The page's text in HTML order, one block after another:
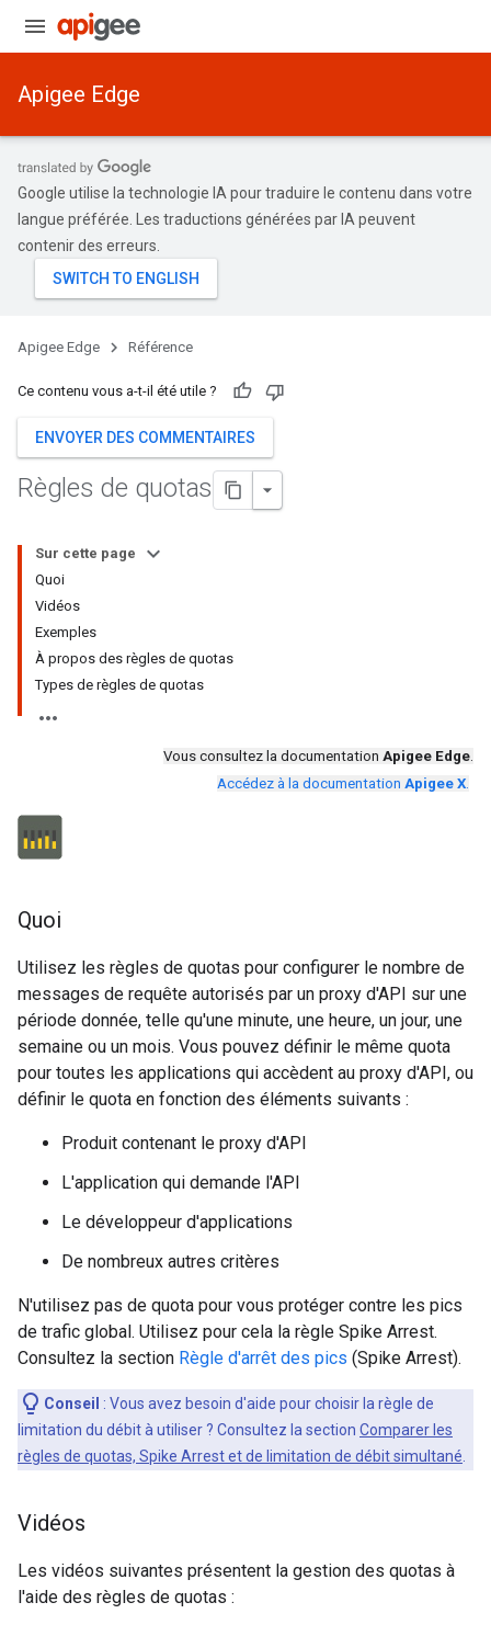
Apigee Edge
Google utilise la technologie IA pour traduire le contenu dans votre
langue préférée. Les traductions générées par IA peuvent
contenir des erreurs.
Apigee Edge Référence
Ce contenu vous a-t-il été utile ?
ENVOYER DES COMMENTAIRES
Règles de quotas
Sur cette page
Quoi
Vidéos
Exemples
À propos des règles de quotas
Types de règles de quotas
Vous consultez la documentation Apigee Edge.
Accédez à la documentation Apigee X.
Quoi
Utilisez les règles de quotas pour configurer le nombre de
messages de requête autorisés par un proxy d'API sur une
période donnée, telle qu'une minute, une heure, un jour, une
semaine ou un mois. Vous pouvez définir le même quota
pour toutes les applications qui accèdent au proxy d'API, ou
définir le quota en fonction des éléments suivants :
Produit contenant le proxy d'API
L'application qui demande l'API
Le développeur d'applications
De nombreux autres critères
N'utilisez pas de quota pour vous protéger contre les pics
de trafic global. Utilisez pour cela la règle Spike Arrest.
Consultez la section Règle d'arrêt des pics (Spike Arrest).
Conseil : Vous avez besoin d'aide pour choisir la règle de
limitation du débit à utiliser ? Consultez la section Comparer les
règles de quotas, Spike Arrest et de limitation de débit simultané
Vidéos
Les vidéos suivantes présentent la gestion des quotas à
l'aide des règles de quotas :